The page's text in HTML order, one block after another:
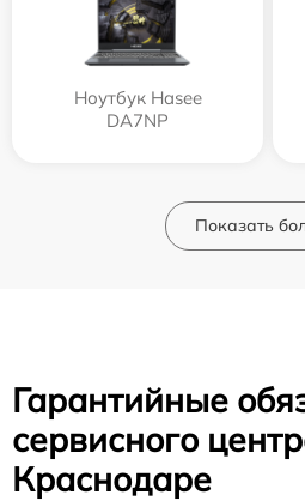
Ноутбук Hasee
DA7NP
Показать
Гарантийные
сервисного
Краснодаре